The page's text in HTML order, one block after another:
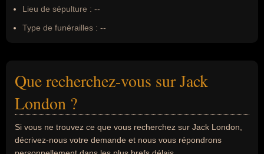
Lieu de sépulture : --
Type de funérailles : --
Que recherchez-vous sur Jack
London ?
Si vous ne trouvez ce que vous recherchez sur Jack London,
décrivez-nous votre demande et nous vous répondrons